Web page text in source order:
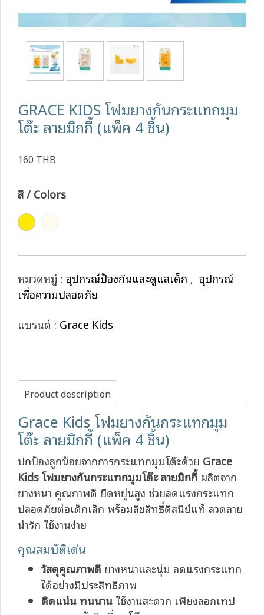
GRACE KIDS โฟมยางกันกระแทกมุม
โต๊ะ ลายมิกกี้ (แพ็ค 4 ชิ้น)
160 THB
สี / Colors
หมวดหมู่ : อุปกรณ์ป้องกันและดูแลเด็ก , อุปกรณ์
เพื่อความปลอดภัย
แบรนด์ : Grace Kids
Product description
Grace Kids โฟมยางกันกระแทกมุม
โต๊ะ ลายมิกกี้ (แพ็ค 4 ชิ้น)
ปกป้องลูกน้อยจากการกระแทกมุมโต๊ะด้วย Grace
Kids โฟมยางกันกระแทกมุมโต๊ะ ลายมิกกี้ผลิตจาก
ยางหนา คุณภาพดี ยืดหยุ่นสูง ช่วยลดแรงกระแทก
ปลอดภัยต่อเด็กเล็ก พร้อมลิขสิทธิ์ดิสนีย์แท้ ลวดลาย
น่ารัก ใช้งานง่าย
คุณสมบัติเด่น
วัสดุคุณภาพดี ยางหนาและนุ่ม ลดแรงกระแทก
ได้อย่างมีประสิทธิภาพ
ติดแน่น ทนนาน ใช้งานสะดวก เพียงลอกเทป